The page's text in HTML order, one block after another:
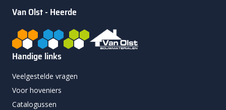
Van Olst - Heerde
Handige links
Veelgestelde vragen
Voor hoveniers
Catalogussen